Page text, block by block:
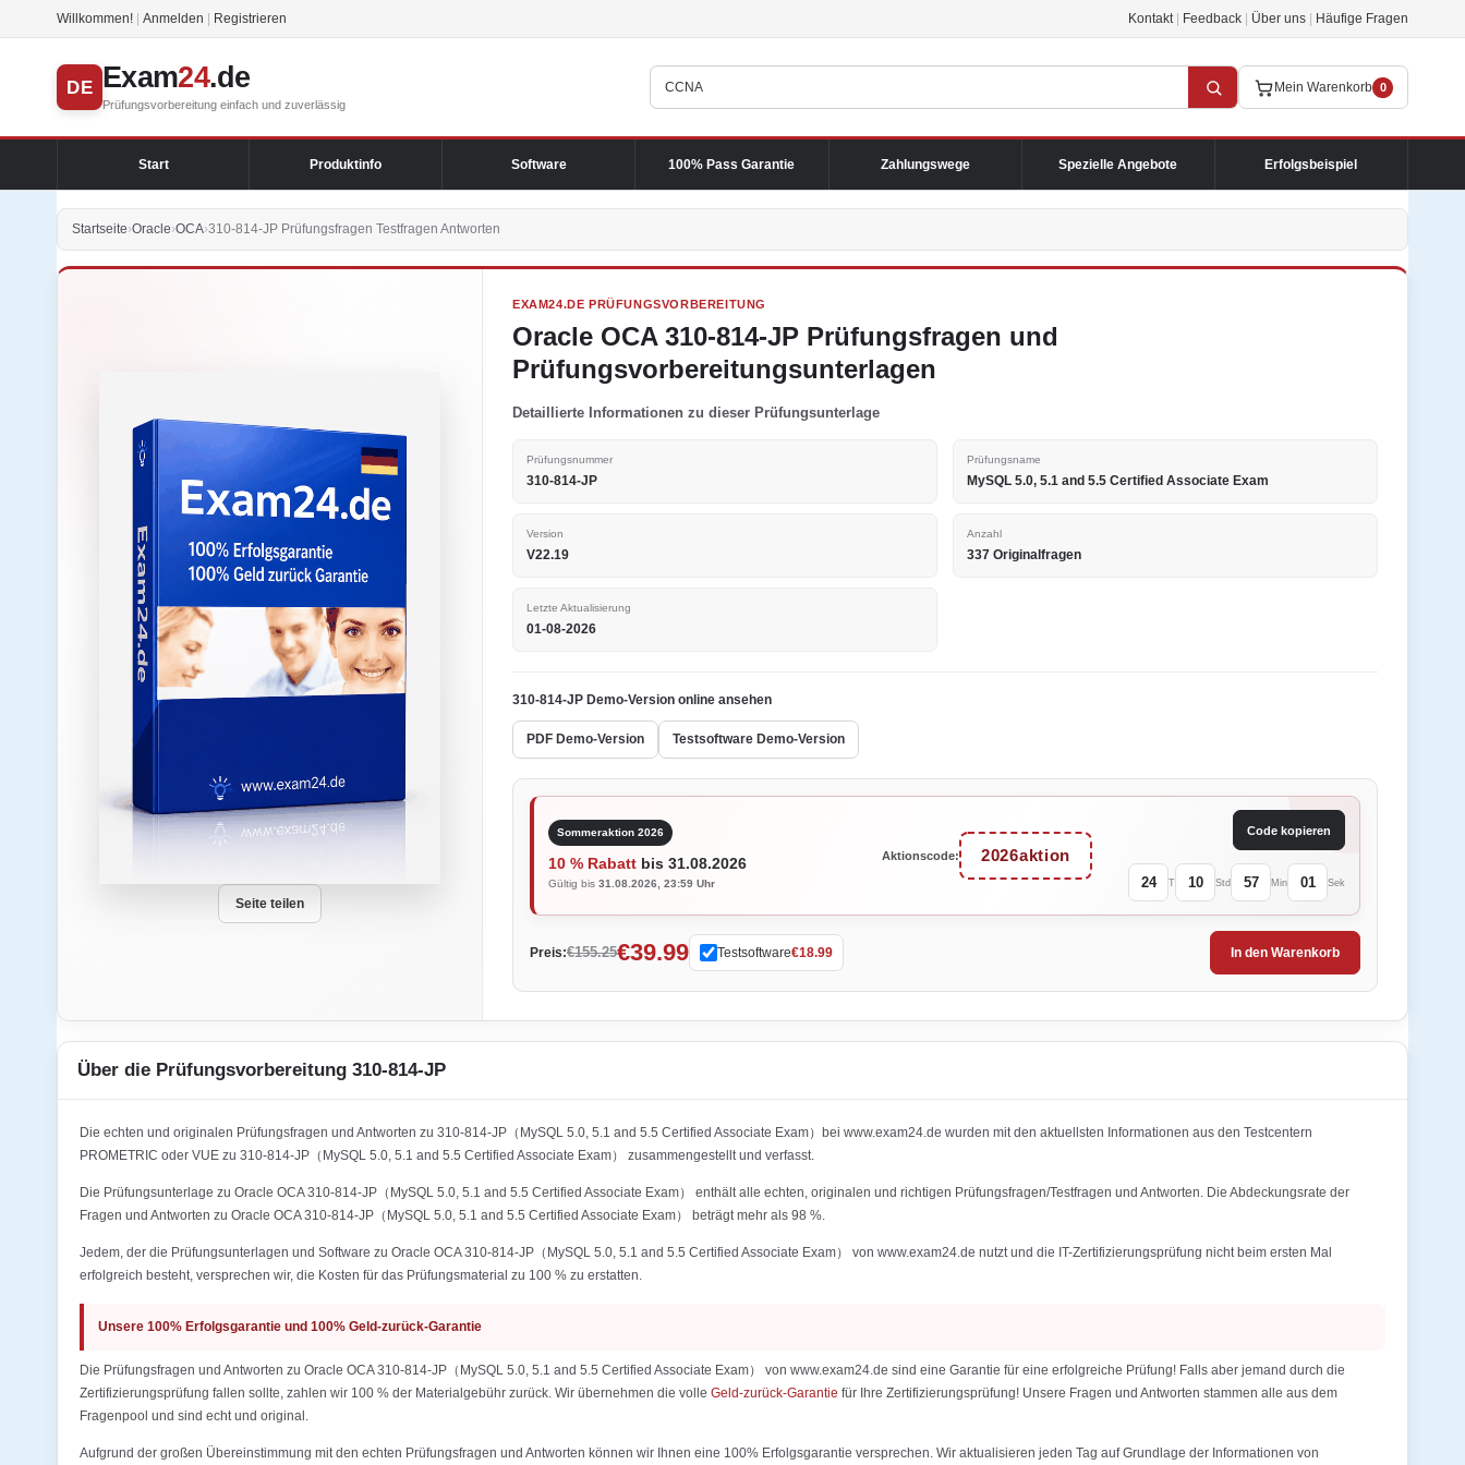
Willkommen! Anmelden Registrieren Kontakt Feedback Über uns Häufige Fragen
DE Exam24.de
Prüfungsvorbereitung einfach und zuverlässig
Mein Warenkorb 0
Start Produktinfo Software 100% Pass Garantie Zahlungswege Spezielle Angebote Erfolgsbeispiel
Startseite›Oracle›OCA›310-814-JP Prüfungsfragen Testfragen Antworten
Seite teilen
EXAM24.DE PRÜFUNGSVORBEREITUNG
Oracle OCA 310-814-JP Prüfungsfragen und
Prüfungsvorbereitungsunterlagen
Detaillierte Informationen zu dieser Prüfungsunterlage
Prüfungsnummer
310-814-JP
Prüfungsname
MySQL 5.0, 5.1 and 5.5 Certified Associate Exam
Version
V22.19
Anzahl
337 Originalfragen
Letzte Aktualisierung
01-08-2026
310-814-JP Demo-Version online ansehen
PDF Demo-Version Testsoftware Demo-Version
Sommeraktion 2026
10 % Rabatt bis 31.08.2026
Gültig bis 31.08.2026, 23:59 Uhr
Aktionscode: 2026aktion
Code kopieren
24 T 10 Std 57 Min 01 Sek
Preis:€155.25€39.99 Testsoftware€18.99 In den Warenkorb
Über die Prüfungsvorbereitung 310-814-JP
Die echten und originalen Prüfungsfragen und Antworten zu 310-814-JP（MySQL 5.0, 5.1 and 5.5 Certified Associate Exam）bei www.exam24.de wurden mit den aktuellsten Informationen aus den Testcentern
PROMETRIC oder VUE zu 310-814-JP（MySQL 5.0, 5.1 and 5.5 Certified Associate Exam） zusammengestellt und verfasst.
Die Prüfungsunterlage zu Oracle OCA 310-814-JP（MySQL 5.0, 5.1 and 5.5 Certified Associate Exam） enthält alle echten, originalen und richtigen Prüfungsfragen/Testfragen und Antworten. Die Abdeckungsrate der
Fragen und Antworten zu Oracle OCA 310-814-JP（MySQL 5.0, 5.1 and 5.5 Certified Associate Exam） beträgt mehr als 98 %.
Jedem, der die Prüfungsunterlagen und Software zu Oracle OCA 310-814-JP（MySQL 5.0, 5.1 and 5.5 Certified Associate Exam） von www.exam24.de nutzt und die IT-Zertifizierungsprüfung nicht beim ersten Mal
erfolgreich besteht, versprechen wir, die Kosten für das Prüfungsmaterial zu 100 % zu erstatten.
Unsere 100% Erfolgsgarantie und 100% Geld-zurück-Garantie
Die Prüfungsfragen und Antworten zu Oracle OCA 310-814-JP（MySQL 5.0, 5.1 and 5.5 Certified Associate Exam） von www.exam24.de sind eine Garantie für eine erfolgreiche Prüfung! Falls aber jemand durch die
Zertifizierungsprüfung fallen sollte, zahlen wir 100 % der Materialgebühr zurück. Wir übernehmen die volle Geld-zurück-Garantie für Ihre Zertifizierungsprüfung! Unsere Fragen und Antworten stammen alle aus dem
Fragenpool und sind echt und original.
Aufgrund der großen Übereinstimmung mit den echten Prüfungsfragen und Antworten können wir Ihnen eine 100% Erfolgsgarantie versprechen. Wir aktualisieren jeden Tag auf Grundlage der Informationen von